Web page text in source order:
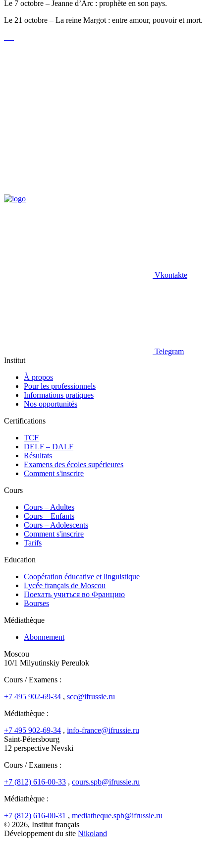
Le 7 octobre – Jeanne d’Arc : prophète en son pays.
Le 21 octobre – La reine Margot : entre amour, pouvoir et mort.
Vkontakte
Telegram
Institut
À propos
Pour les professionnels
Informations pratiques
Nos opportunités
Certifications
TCF
DELF – DALF
Résultats
Examens des écoles supérieures
Comment s'inscrire
Cours
Сours – Adultes
Cours – Enfants
Cours – Adolescents
Comment s'inscrire
Tarifs
Education
Coopération éducative et linguistique
Lycée français de Moscou
Поехать учиться во Францию
Bourses
Médiathèque
Abonnement
Moscou
10/1 Milyutinskiy Pereulok
Cours / Examens :
+7 495 902-69-34 , scc@ifrussie.ru
Médiathèque :
+7 495 902-69-34 , info-france@ifrussie.ru
Saint-Pétersbourg
12 perspective Nevski
Cours / Examens :
+7 (812) 616-00-33 , cours.spb@ifrussie.ru
Médiathèque :
+7 (812) 616-00-31 , mediatheque.spb@ifrussie.ru
© 2026, Institut français
Développement du site Nikoland